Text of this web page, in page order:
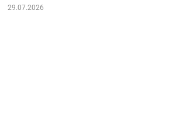
29.07.2026